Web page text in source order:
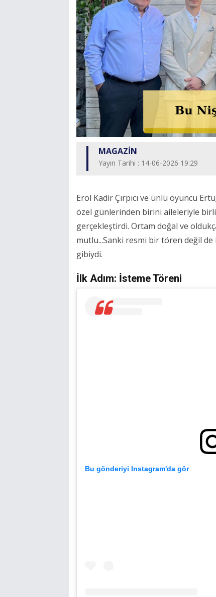
MAGAZİN
Yayın Tarihi : 14-06-2026 19:29
Erol Kadir Çırpıcı ve ünlü oyuncu
özel günlerinden birini aileleriyle
gerçekleştirdi. Ortam doğal ve
mutlu...Sanki resmi bir tören değil de
gibiydi.
İlk Adım: İsteme Töreni
Bu gönderiyi Instagram'da gör